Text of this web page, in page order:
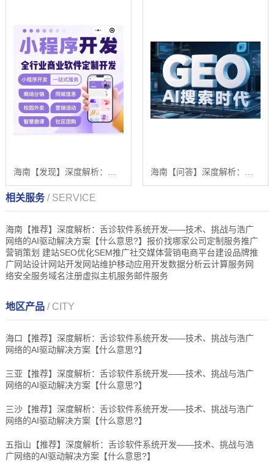
相关服务/ SERVICE
海南【推荐】深度解析：舌诊软件系统开发——技术、挑战与浩广
网络的AI驱动解决方案【什么意思?】报价找哪家公司定制服务推广
营销策划 建站SEO优化SEM推广社交媒体营销电商平台建设品牌推
广网站设计网站开发网站维护移动应用开发数据分析云计算服务网
络安全服务域名注册虚拟主机服务邮件服务
地区产品 / CITY
海口【推荐】深度解析：舌诊软件系统开发——技术、挑战与浩广
网络的AI驱动解决方案【什么意思?】
三亚【推荐】深度解析：舌诊软件系统开发——技术、挑战与浩广
网络的AI驱动解决方案【什么意思?】
三沙【推荐】深度解析：舌诊软件系统开发——技术、挑战与浩广
网络的AI驱动解决方案【什么意思?】
五指山【推荐】深度解析：舌诊软件系统开发——技术、挑战与浩
广网络的AI驱动解决方案【什么意思?】